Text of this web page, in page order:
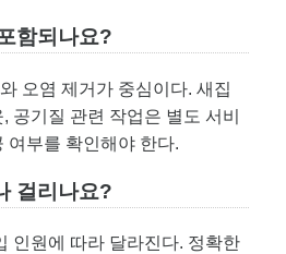
함되나요?
오염 제거가 중심이다. 새집
공기질 관련 작업은 별도 서비
여부를 확인해야 한다.
걸리나요?
인원에 따라 달라진다. 정확한